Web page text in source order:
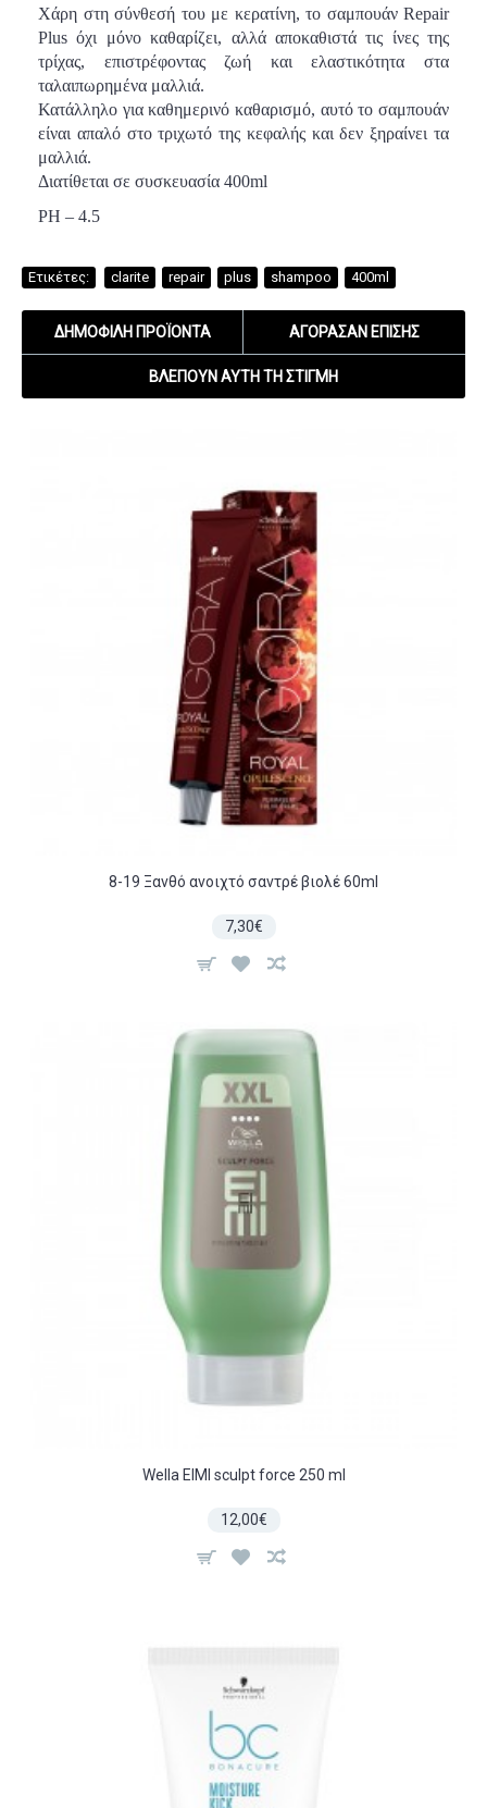
Χάρη στη σύνθεσή του με κερατίνη, το σαμπουάν Repair
Plus όχι μόνο καθαρίζει, αλλά αποκαθιστά τις ίνες της
τρίχας, επιστρέφοντας ζωή και ελαστικότητα στα
ταλαιπωρημένα μαλλιά.
Κατάλληλο για καθημερινό καθαρισμό, αυτό το σαμπουάν
είναι απαλό στο τριχωτό της κεφαλής και δεν ξηραίνει τα
μαλλιά.
Διατίθεται σε συσκευασία 400ml
PH – 4.5
Ετικέτες: clarite repair plus shampoo 400ml
ΔΗΜΟΦΙΛΉ ΠΡΟΪΌΝΤΑ ΑΓΌΡΑΣΑΝ ΕΠΊΣΗΣ
ΒΛΈΠΟΥΝ ΑΥΤΉ ΤΗ ΣΤΙΓΜΉ
8-19 Ξανθό ανοιχτό σαντρέ βιολέ 60ml
7,30€
Wella EIMI sculpt force 250 ml
12,00€